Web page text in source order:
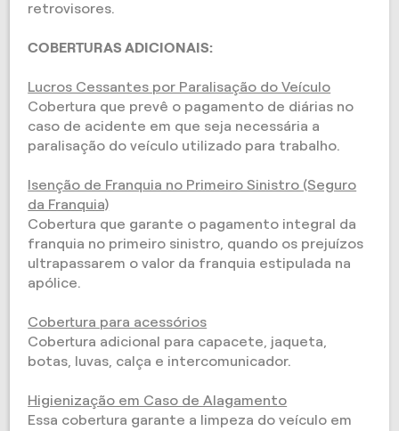
retrovisores.
COBERTURAS ADICIONAIS:
Lucros Cessantes por Paralisação do Veículo
Cobertura que prevê o pagamento de diárias no
caso de acidente em que seja necessária a
paralisação do veículo utilizado para trabalho.
Isenção de Franquia no Primeiro Sinistro (Seguro
da Franquia)
Cobertura que garante o pagamento integral da
franquia no primeiro sinistro, quando os prejuízos
ultrapassarem o valor da franquia estipulada na
apólice.
Cobertura para acessórios
Cobertura adicional para capacete, jaqueta,
botas, luvas, calça e intercomunicador.
Higienização em Caso de Alagamento
Essa cobertura garante a limpeza do veículo em